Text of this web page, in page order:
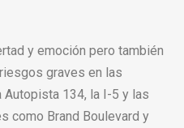
y emoción pero también
graves en las
Autopista 134, la I-5 y las
como Brand Boulevard y